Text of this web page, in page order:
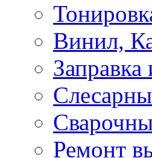
Винил,
Ремонт